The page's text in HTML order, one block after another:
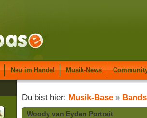
Neu im Handel Musik-News
Du bist hier: Musik-Base » Bands
Woody van Eyden Portrait